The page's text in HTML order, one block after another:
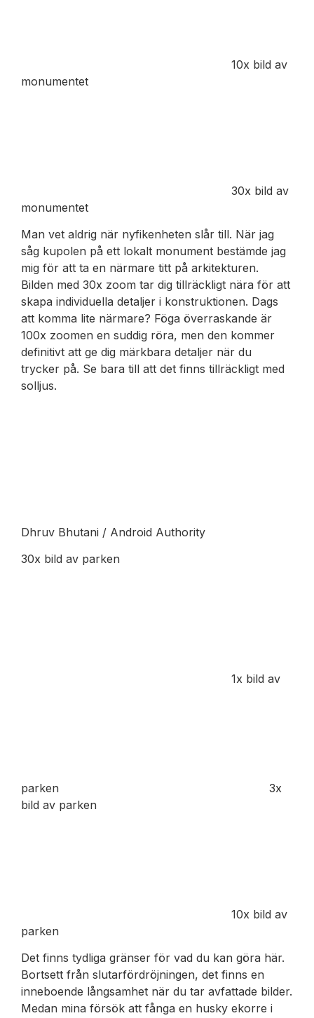
10x bild av
monumentet
30x bild av
monumentet
Man vet aldrig när nyfikenheten slår till. När jag
såg kupolen på ett lokalt monument bestämde jag
mig för att ta en närmare titt på arkitekturen.
Bilden med 30x zoom tar dig tillräckligt nära för att
skapa individuella detaljer i konstruktionen. Dags
att komma lite närmare? Föga överraskande är
100x zoomen en suddig röra, men den kommer
definitivt att ge dig märkbara detaljer när du
trycker på. Se bara till att det finns tillräckligt med
solljus.
Dhruv Bhutani / Android Authority
30x bild av parken
1x bild av
parken
3x
bild av parken
10x bild av
parken
Det finns tydliga gränser för vad du kan göra här.
Bortsett från slutarfördröjningen, det finns en
inneboende långsamhet när du tar avfattade bilder.
Medan mina försök att fånga en husky ekorre i